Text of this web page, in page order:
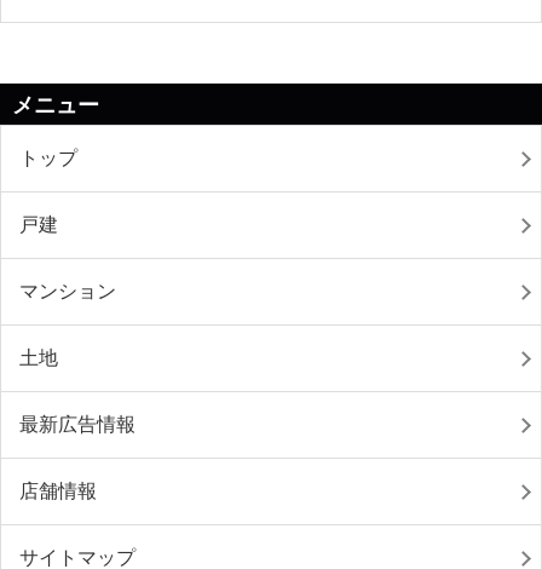
メニュー
トップ
戸建
マンション
土地
最新広告情報
店舗情報
サイトマップ